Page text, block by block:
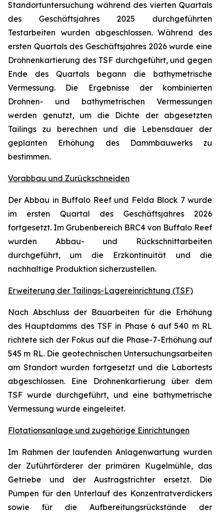
Standortuntersuchung während des vierten Quartals
des Geschäftsjahres 2025 durchgeführten
Testarbeiten wurden abgeschlossen. Während des
ersten Quartals des Geschäftsjahres 2026 wurde eine
Drohnenkartierung des TSF durchgeführt, und gegen
Ende des Quartals begann die bathymetrische
Vermessung. Die Ergebnisse der kombinierten
Drohnen- und bathymetrischen Vermessungen
werden genutzt, um die Dichte der abgesetzten
Tailings zu berechnen und die Lebensdauer der
geplanten Erhöhung des Dammbauwerks zu
bestimmen.
Vorabbau und Zurückschneiden
Der Abbau in Buffalo Reef und Felda Block 7 wurde
im ersten Quartal des Geschäftsjahres 2026
fortgesetzt. Im Grubenbereich BRC4 von Buffalo Reef
wurden Abbau- und Rückschnittarbeiten
durchgeführt, um die Erz­kontinuität und die
nachhaltige Produktion sicherzustellen.
Erweiterung der Tailings-Lagereinrichtung (TSF)
Nach Abschluss der Bauarbeiten für die Erhöhung
des Hauptdamms des TSF in Phase 6 auf 540 m RL
richtete sich der Fokus auf die Phase-7-Erhöhung auf
545 m RL. Die geotechnischen Untersuchungsarbeiten
am Standort wurden fortgesetzt und die Labortests
abgeschlossen. Eine Drohnenkartierung über dem
TSF wurde durchgeführt, und eine bathymetrische
Vermessung wurde eingeleitet.
Flotationsanlage und zugehörige Einrichtungen
Im Rahmen der laufenden Anlagenwartung wurden
der Zuführförderer der primären Kugelmühle, das
Getriebe und der Austragstrichter ersetzt. Die
Pumpen für den Unterlauf des Konzentratverdickers
sowie für die Aufbereitungsrückstände der